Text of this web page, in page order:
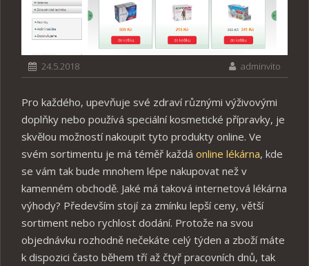
24.5.2018 adminvito
Pro každého, upevňuje své zdraví různými výživovými
doplňky nebo používá speciální kosmetické přípravky, je
skvělou možností nakoupit tyto produkty online. Ve
svém sortimentu je má téměř každá online lékárna, kde
se vám tak bude mnohem lépe nakupovat než v
kamenném obchodě. Jaké má taková internetová lékárna
výhody? Především stojí za zmínku lepší ceny, větší
sortiment nebo rychlost dodání. Protože na svou
objednávku rozhodně nečekáte celý týden a zboží máte
k dispozici často během tří až čtyř pracovních dnů, tak